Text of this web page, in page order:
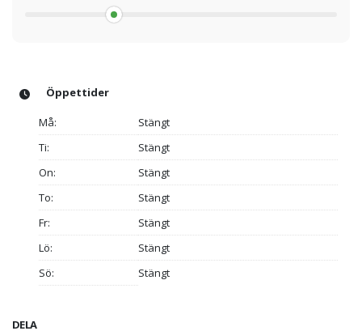
Öppettider
Må:
Stängt
Ti:
Stängt
On:
Stängt
To:
Stängt
Fr:
Stängt
Lö:
Stängt
Sö:
Stängt
DELA